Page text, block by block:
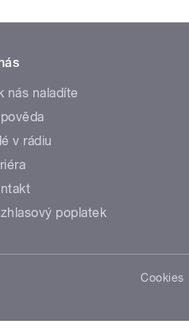
nás naladíte
v rádiu
poplatek
Cookies